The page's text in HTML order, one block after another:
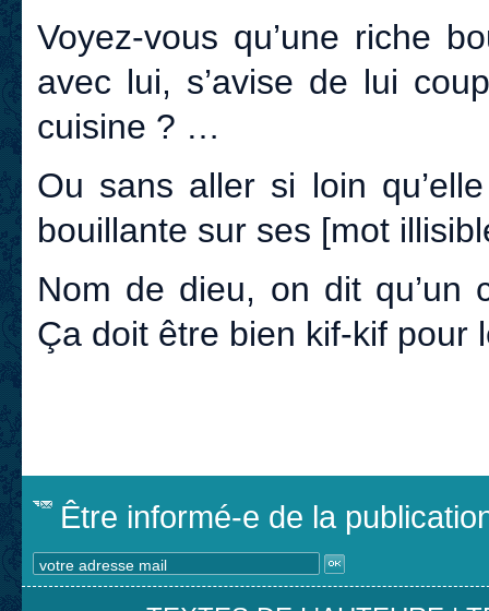
Voyez-vous qu’une riche
avec lui, s’avise de lui
cuisine ? …
Ou sans aller si loin
bouillante sur ses [mot
Nom de dieu, on dit qu’un
Ça doit être bien kif-kif pour
Être informé-e de la